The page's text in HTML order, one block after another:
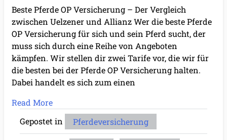
Beste Pferde OP Versicherung – Der Vergleich
zwischen Uelzener und Allianz Wer die beste Pferde
OP Versicherung für sich und sein Pferd sucht, der
muss sich durch eine Reihe von Angeboten
kämpfen. Wir stellen dir zwei Tarife vor, die wir für
die besten bei der Pferde OP Versicherung halten.
Dabei handelt es sich zum einen
Read More
Gepostet in
Pferdeversicherung